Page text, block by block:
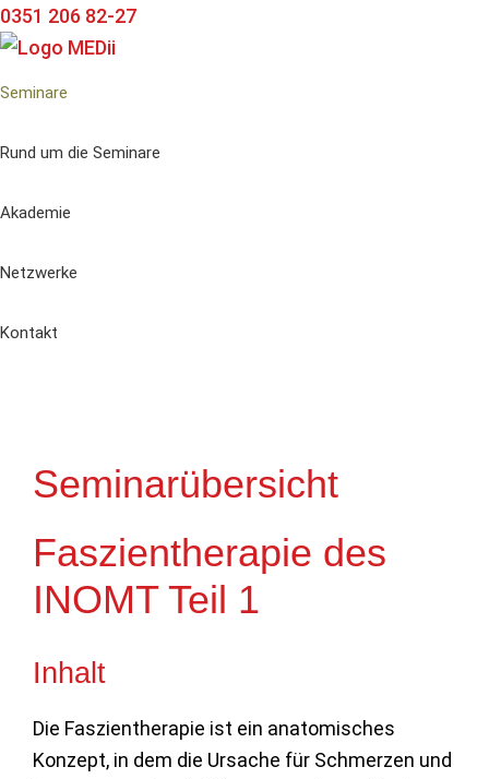
Zur
Hauptnavigation
Zum
Inhalt
Zur
Seitenspalte
0351 206 82-27
Seminare
Rund um die Seminare
Akademie
Netzwerke
Kontakt
Seminarübersicht
Faszientherapie des
INOMT Teil 1
Inhalt
Die Faszientherapie ist ein anatomisches
Konzept, in dem die Ursache für Schmerzen und